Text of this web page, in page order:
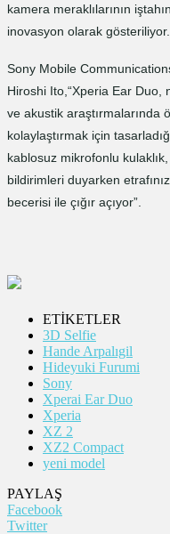
kamera meraklılarının
inovasyon olarak gösteriliyor.
Sony Mobile
Hiroshi Ito,“Xperia Ear Duo,
ve akustik araştırmalarında
kolaylaştırmak için
kablosuz mikrofonlu
bildirimleri duyarken
becerisi ile çığır açıyor”.
ETİKETLER
3D Selfie
Hande Arpalıgil
Hideyuki Furumi
Sony
Xperai Ear Duo
Xperia
XZ 2
XZ2 Compact
yeni model
PAYLAŞ
Facebook
Twitter